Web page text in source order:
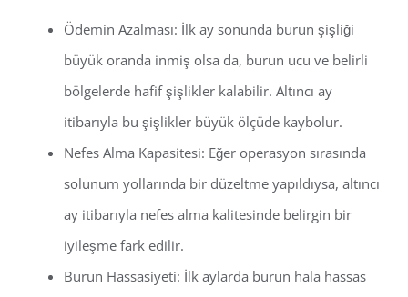
Ödemin Azalması: İlk ay sonunda burun şişliği
büyük oranda inmiş olsa da, burun ucu ve belirli
bölgelerde hafif şişlikler kalabilir. Altıncı ay
itibarıyla bu şişlikler büyük ölçüde kaybolur.
Nefes Alma Kapasitesi: Eğer operasyon sırasında
solunum yollarında bir düzeltme yapıldıysa, altıncı
ay itibarıyla nefes alma kalitesinde belirgin bir
iyileşme fark edilir.
Burun Hassasiyeti: İlk aylarda burun hala hassas